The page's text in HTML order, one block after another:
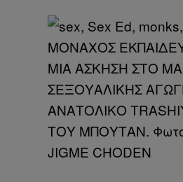
ΜΟΝΑΧΟΣ
ΜΙΑ ΑΣΚΗΣΗ ΣΤΟ
ΣΕΞΟΥΑΛΙΚΗΣ
ΑΝΑΤΟΛΙΚΟ
ΤΟΥ ΜΠΟΥΤΑΝ.
JIGME CHODEN